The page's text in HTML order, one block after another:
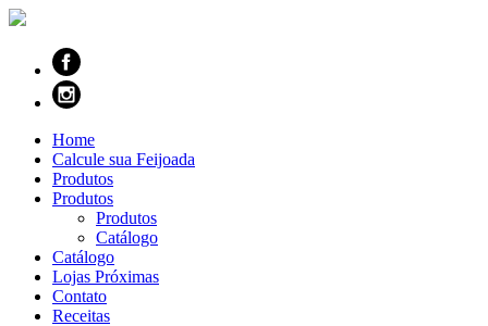
Home
Calcule sua Feijoada
Produtos
Produtos
Produtos
Catálogo
Catálogo
Lojas Próximas
Contato
Receitas